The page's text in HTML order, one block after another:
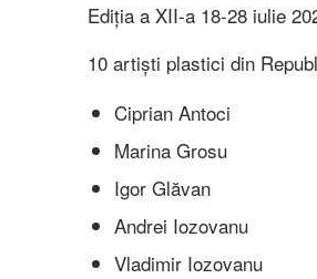
Ediția a XII-a 18-28 iulie
10 artiști plastici din
Ciprian Antoci
Marina Grosu
Igor Glăvan
Andrei Iozovanu
Vladimir Iozovanu